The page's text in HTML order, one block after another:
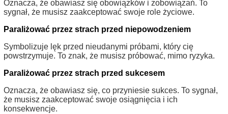
Oznacza, że obawiasz się obowiązków i zobowiązań. To
sygnał, że musisz zaakceptować swoje role życiowe.
Paraliżować przez strach przed niepowodzeniem
Symbolizuje lęk przed nieudanymi próbami, który cię
powstrzymuje. To znak, że musisz próbować, mimo ryzyka.
Paraliżować przez strach przed sukcesem
Oznacza, że obawiasz się, co przyniesie sukces. To sygnał,
że musisz zaakceptować swoje osiągnięcia i ich
konsekwencje.